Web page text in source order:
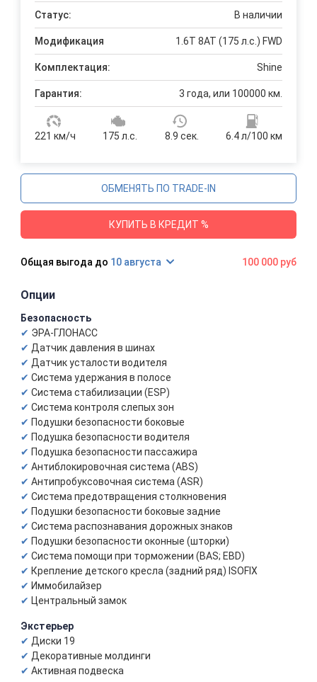
Статус: В наличии
Модификация 1.6T 8AT (175 л.с.) FWD
Комплектация: Shine
Гарантия: 3 года, или 100000 км.
221 км/ч 175 л.с. 8.9 сек. 6.4 л/100 км
КУПИТЬ В КРЕДИТ %
ОБМЕНЯТЬ ПО TRADE-IN
10 августа 100 000 руб
Опции
Безопасность
ЭРА-ГЛОНАСС
Датчик давления в шинах
Датчик усталости водителя
Система удержания в полосе
Система стабилизации (ESP)
Система контроля слепых зон
Подушки безопасности боковые
Подушка безопасности водителя
Подушка безопасности пассажира
Антиблокировочная система (ABS)
Антипробуксовочная система (ASR)
Система предотвращения столкновения
Подушки безопасности боковые задние
Система распознавания дорожных знаков
Подушки безопасности оконные (шторки)
Система помощи при торможении (BAS; EBD)
Крепление детского кресла (задний ряд) ISOFIX
Иммобилайзер
Центральный замок
Экстерьер
Диски 19
Декоративные молдинги
Активная подвеска